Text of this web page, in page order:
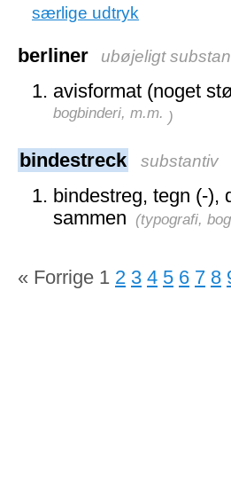
særlige udtryk
berliner ubøjeligt
avisformat (noget
bogbinderi, m.m. )
bindestreck substantiv
bindestreg, tegn (-),
sammen (typografi,
« Forrige 1 2 3 4 5 6 7 8